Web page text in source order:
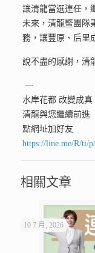
讓清龍當選連任，
未來，清龍暨團隊
務，讓豐原、后里
說不盡的感謝，清
—
水岸花都 改變成真
清龍與您繼續前進
點網址加好友
https://line.me/R/ti/
相關文章
10 7 月, 2026